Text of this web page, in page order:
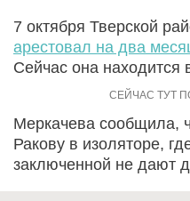
7 октября Тверской
арестовал на два
Сейчас она
Меркачева сообщила,
Ракову в изоляторе,
заключенной не дают